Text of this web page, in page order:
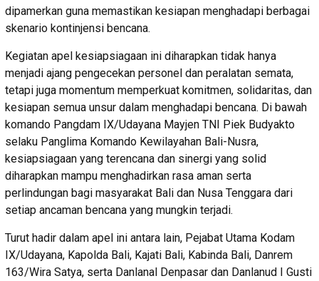
dipamerkan guna memastikan kesiapan menghadapi berbagai
skenario kontinjensi bencana.
Kegiatan apel kesiapsiagaan ini diharapkan tidak hanya
menjadi ajang pengecekan personel dan peralatan semata,
tetapi juga momentum memperkuat komitmen, solidaritas, dan
kesiapan semua unsur dalam menghadapi bencana. Di bawah
komando Pangdam IX/Udayana Mayjen TNI Piek Budyakto
selaku Panglima Komando Kewilayahan Bali-Nusra,
kesiapsiagaan yang terencana dan sinergi yang solid
diharapkan mampu menghadirkan rasa aman serta
perlindungan bagi masyarakat Bali dan Nusa Tenggara dari
setiap ancaman bencana yang mungkin terjadi.
Turut hadir dalam apel ini antara lain, Pejabat Utama Kodam
IX/Udayana, Kapolda Bali, Kajati Bali, Kabinda Bali, Danrem
163/Wira Satya, serta Danlanal Denpasar dan Danlanud I Gusti